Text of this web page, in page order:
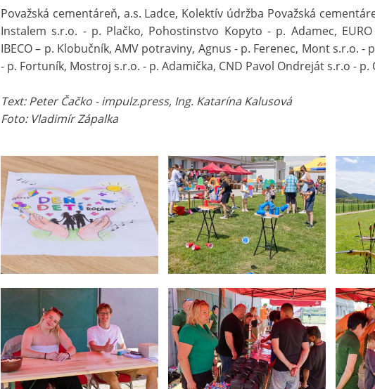
Považská cementáreň, a.s. Ladce, Kolektív údržba Považská
Instalem s.r.o. - p. Plačko, Pohostinstvo Kopyto - p. Adamec,
IBECO – p. Klobučník, AMV potraviny, Agnus - p. Ferenec, Mont s.r.o. -
- p. Fortuník, Mostroj s.r.o. - p. Adamička, CND Pavol Ondreját s.r.o - p.
Text: Peter Čačko - impulz.press, Ing. Katarína Kalusová
Foto: Vladimír Zápalka